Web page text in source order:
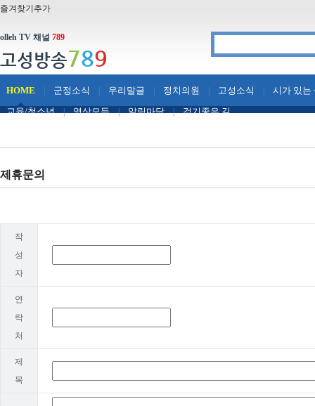
즐겨찾기추가
olleh TV 채널 789
고성방송789
HOME 군정소식 우리말글 정치의원 고성소식
시가 있는
교육/청소년
| 영상모듬 | 알림마당 | 걷기좋은 길
제휴문의
작
성
자
연
락
처
제
목